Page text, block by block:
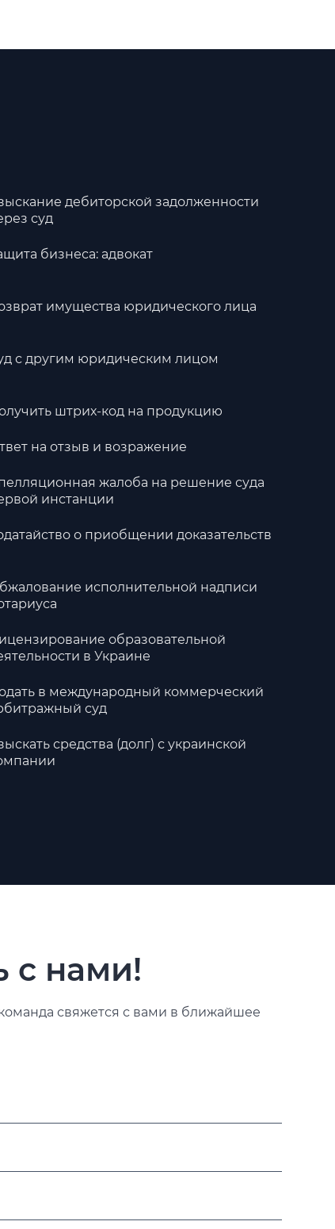
дебиторской задолженности
суд
бизнеса: адвокат
имущества юридического лица
с другим юридическим лицом
штрих-код на продукцию
на отзыв и возражение
жалоба на решение суда
инстанции
о приобщении доказательств
исполнительной надписи
образовательной
в Украине
в международный коммерческий
суд
средства (долг) с украинской
с нами!
свяжется с вами в ближайшее